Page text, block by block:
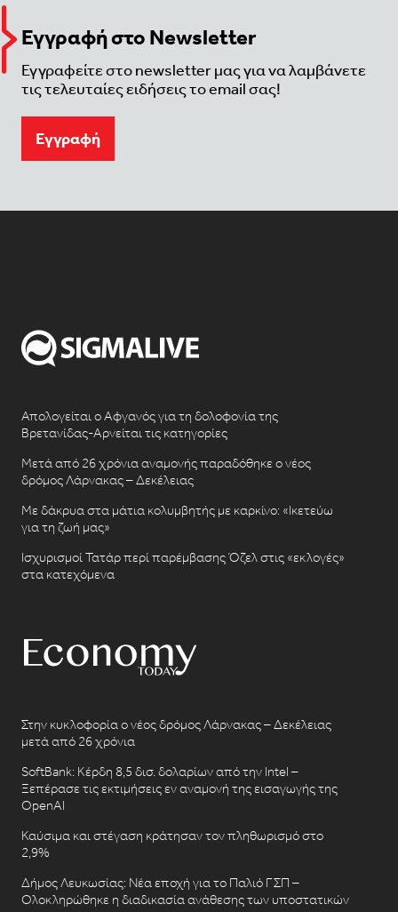
Εγγραφή στο Newsletter
Εγγραφείτε στο newsletter μας για να λαμβάνετε
τις τελευταίες ειδήσεις το email σας!
Eγγραφή
Απολογείται ο Αφγανός για τη δολοφονία της
Βρετανίδας-Αρνείται τις κατηγορίες
Μετά από 26 χρόνια αναμονής παραδόθηκε ο νέος
δρόμος Λάρνακας – Δεκέλειας
Με δάκρυα στα μάτια κολυμβητής με καρκίνο: «Ικετεύω
για τη ζωή μας»
Ισχυρισμοί Τατάρ περί παρέμβασης Όζελ στις «εκλογές»
στα κατεχόμενα
Στην κυκλοφορία ο νέος δρόμος Λάρνακας – Δεκέλειας
μετά από 26 χρόνια
SoftBank: Κέρδη 8,5 δισ. δολαρίων από την Intel –
Ξεπέρασε τις εκτιμήσεις εν αναμονή της εισαγωγής της
OpenAI
Καύσιμα και στέγαση κράτησαν τον πληθωρισμό στο
2,9%
Δήμος Λευκωσίας: Νέα εποχή για το Παλιό ΓΣΠ –
Ολοκληρώθηκε η διαδικασία ανάθεσης των υποστατικών